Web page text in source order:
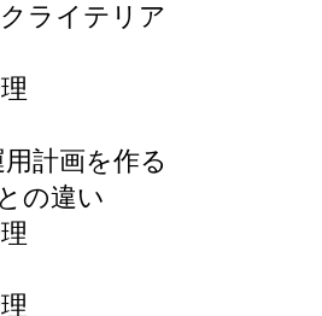
ライテリア
計画を作る
の違い